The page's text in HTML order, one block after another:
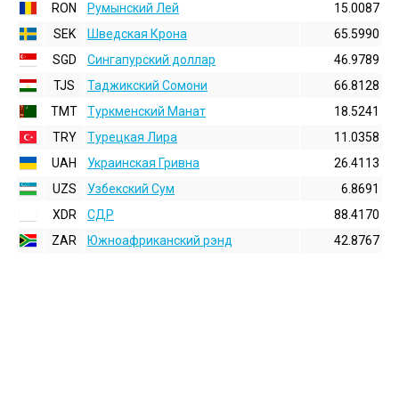
RON
Румынский Лей
15.0087
SEK
Шведская Крона
65.5990
SGD
Сингапурский доллар
46.9789
TJS
Таджикский Сомони
66.8128
TMT
Туркменский Манат
18.5241
TRY
Турецкая Лира
11.0358
UAH
Украинская Гривна
26.4113
UZS
Узбекский Сум
6.8691
XDR
СДР
88.4170
ZAR
Южноафриканский рэнд 42.8767